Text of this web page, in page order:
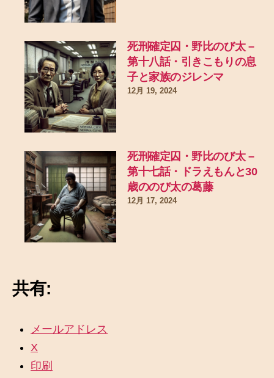
死刑確定囚・野比のび太 –
第十八話・引きこもりの息
子と家族のジレンマ
12月 19, 2024
死刑確定囚・野比のび太 –
第十七話・ドラえもんと30
歳ののび太の葛藤
12月 17, 2024
共有:
メールアドレス
X
印刷